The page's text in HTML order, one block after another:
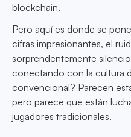
blockchain.
Pero aquí es donde se
cifras impresionantes, el
sorprendentemente
conectando con la cultura
convencional? Parecen
pero parece que están
jugadores tradicionales.